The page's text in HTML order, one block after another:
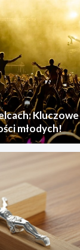
Kluczowe
młodych!